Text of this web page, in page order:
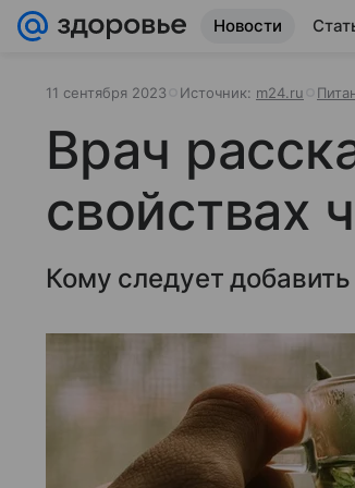
Новости
11 сентября 2023 Источник: m24.ru
Врач
свойствах
Кому следует